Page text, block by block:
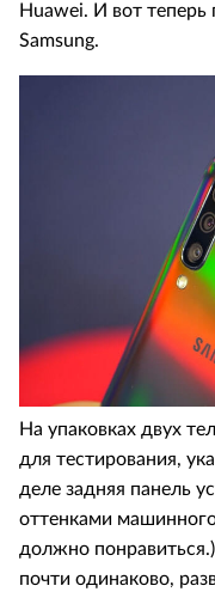
Huawei. И вот теперь
Samsung.
На упаковках двух
для тестирования,
деле задняя панель
оттенками
должно
почти одинаково,